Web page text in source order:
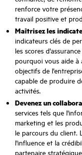
renforce votre
travail positive et
Maîtrisez les
indicateurs clés de
les scores
pourquoi vous aide à
objectifs de
capable de produire
activités.
Devenez un
services tels que
marketing et les
le parcours du
l'influence et la
partenaire